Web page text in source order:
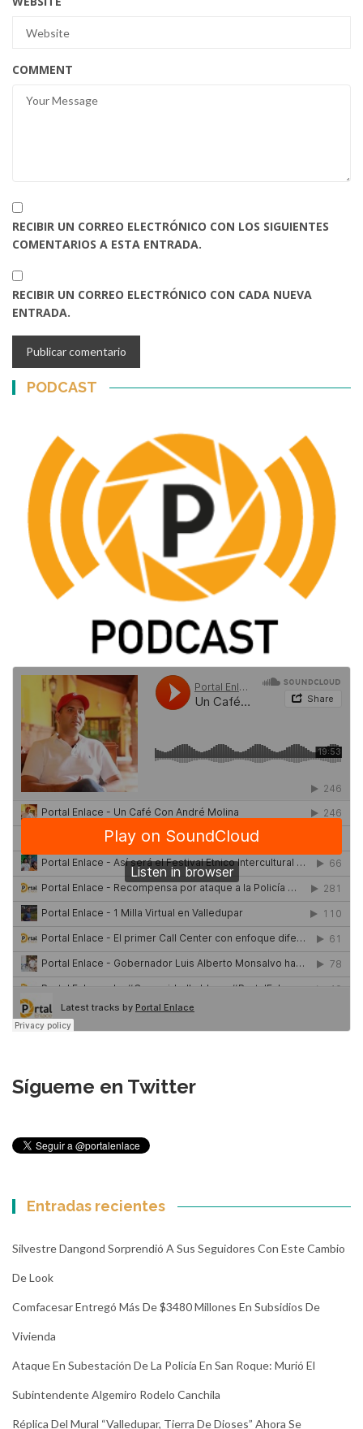
COMMENT
RECIBIR UN CORREO ELECTRÓNICO CON LOS SIGUIENTES
COMENTARIOS A ESTA ENTRADA.
RECIBIR UN CORREO ELECTRÓNICO CON CADA NUEVA
ENTRADA.
PODCAST
Sígueme en Twitter
Entradas recientes
Silvestre Dangond Sorprendió A Sus Seguidores Con Este Cambio
De Look
Comfacesar Entregó Más De $3480 Millones En Subsidios De
Vivienda
Ataque En Subestación De La Policía En San Roque: Murió El
Subintendente Algemiro Rodelo Canchila
Réplica Del Mural “Valledupar, Tierra De Dioses” Ahora Se